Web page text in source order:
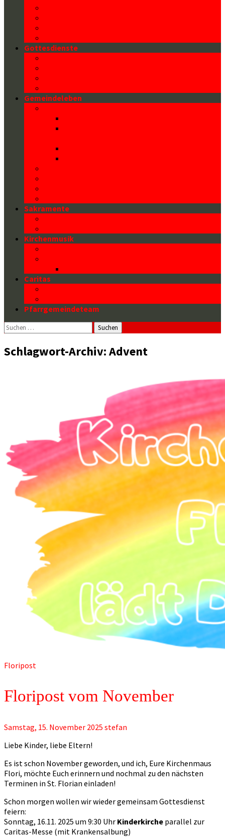
Gottesdienste
Gemeindeleben
Sakramente
Kirchenmusik
Caritas
Pfarrgemeindeteam
Suchen
nach:
Schlagwort-Archiv: Advent
Floripost
Floripost vom November
Samstag, 15. November 2025 stefan
Liebe Kinder, liebe Eltern!
Es ist schon November geworden, und ich, Eure Kirchenmaus
Flori, möchte Euch erinnern und nochmal zu den nächsten
Terminen in St. Florian einladen!
Schon morgen wollen wir wieder gemeinsam Gottesdienst
feiern:
Sonntag, 16.11. 2025 um 9:30 Uhr Kinderkirche parallel zur
Caritas-Messe (mit Krankensalbung)